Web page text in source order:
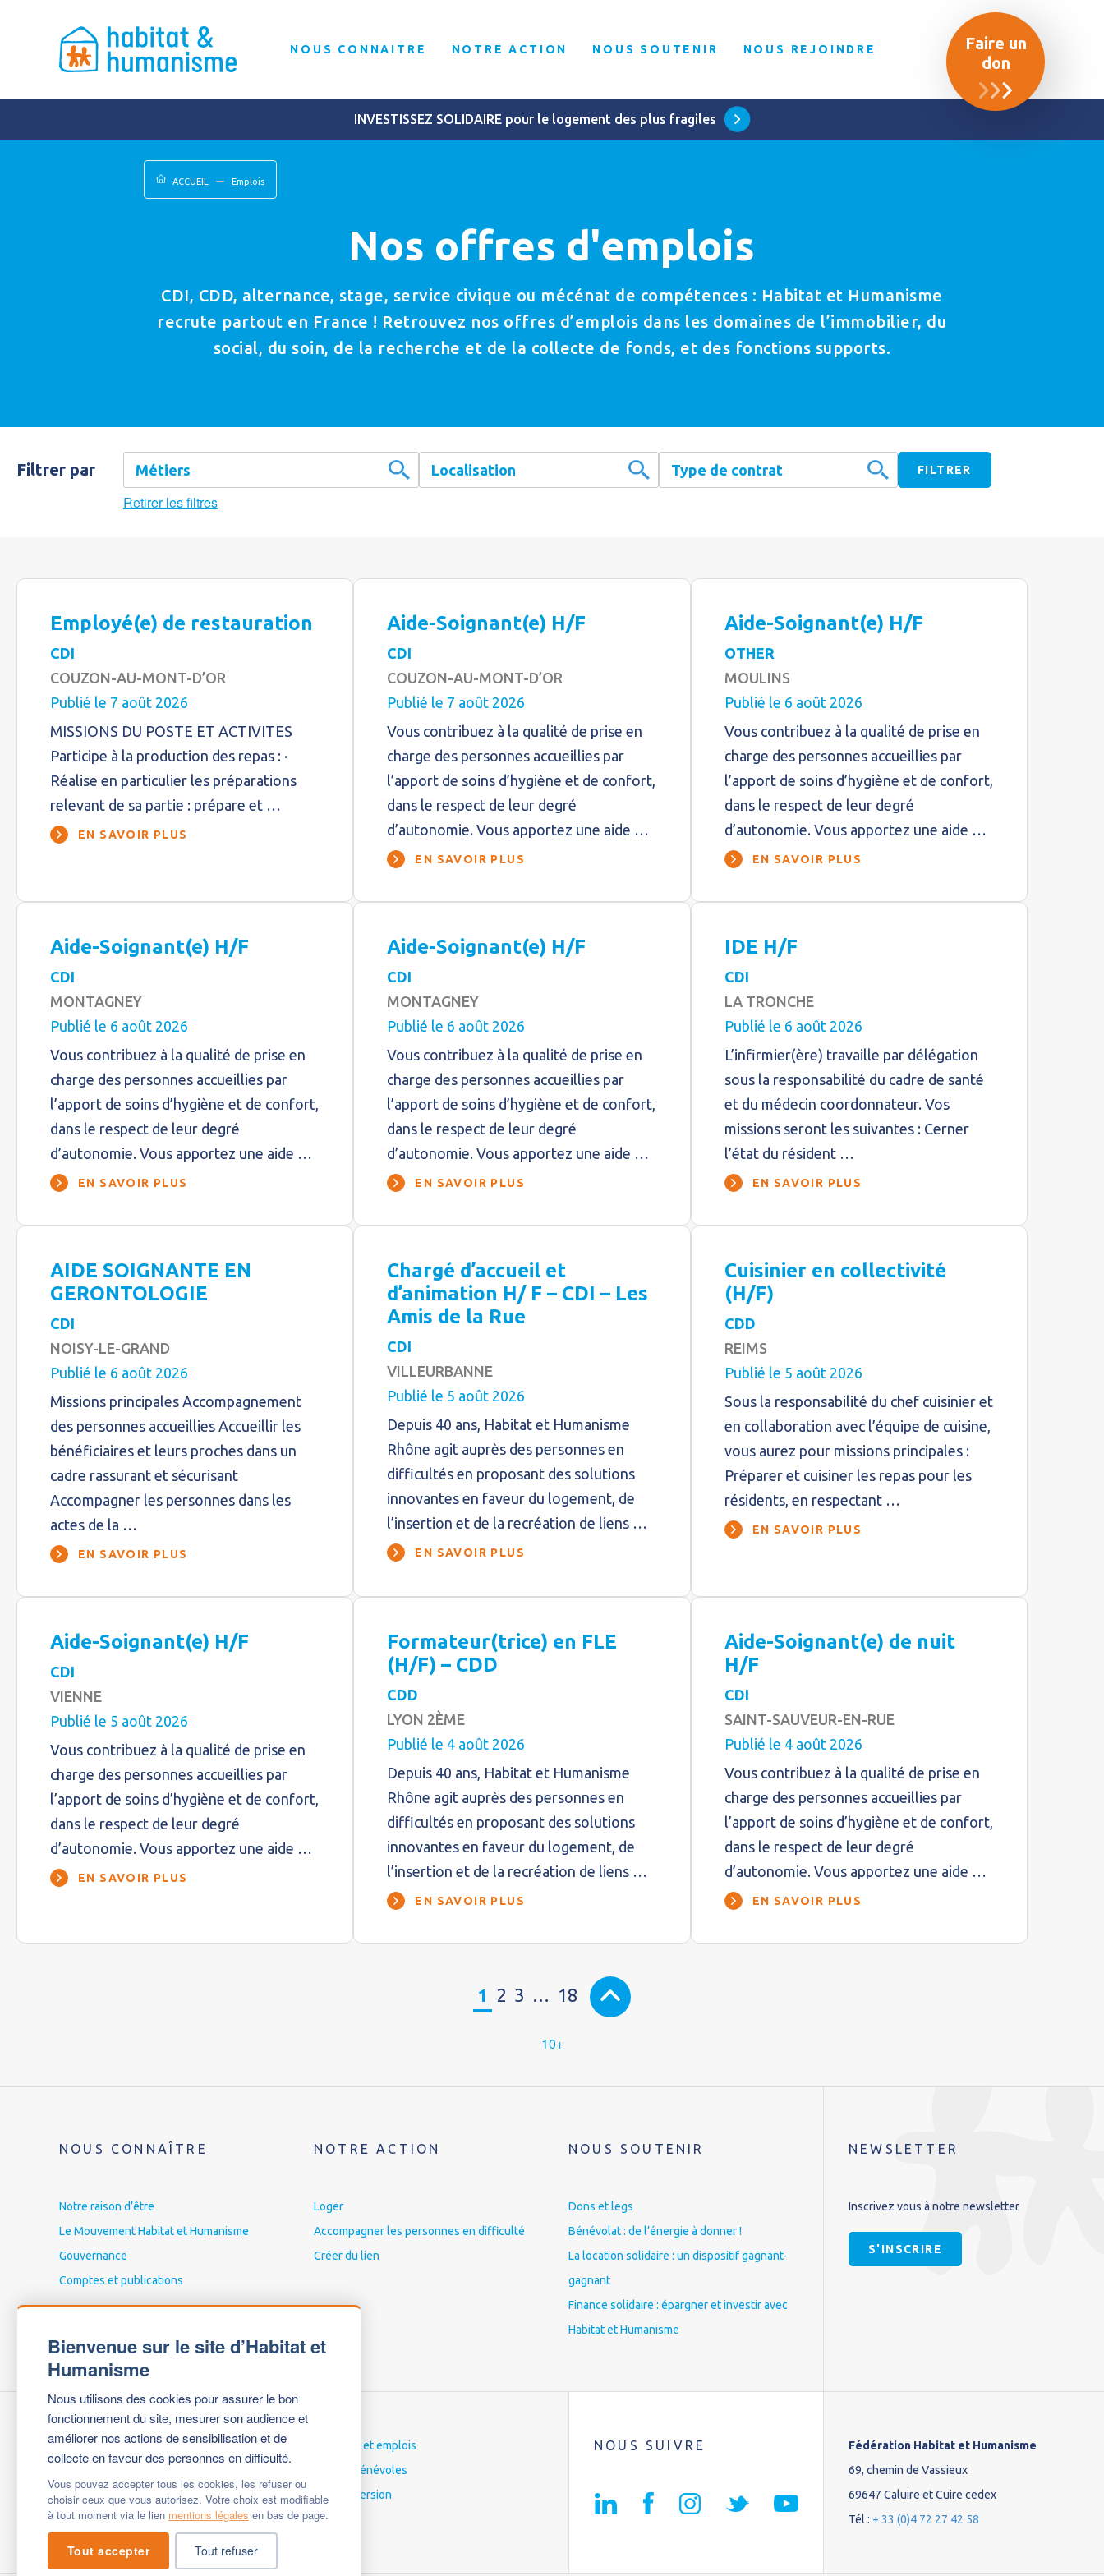
Bienvenue sur le site d’Habitat et
Humanisme
Nous utilisons des cookies pour assurer le bon
fonctionnement du site, mesurer son audience et
améliorer nos actions de sensibilisation et de
collecte en faveur des personnes en difficulté.
Vous pouvez accepter tous les cookies, les refuser ou
choisir ceux que vous autorisez. Votre choix est modifiable
à tout moment via le lien mentions légales en bas de page.
Tout accepter Tout refuser
NOUS CONNAITRE NOTRE ACTION NOUS SOUTENIR NOUS REJOINDRE
Faire un
don
INVESTISSEZ SOLIDAIRE pour le logement des plus fragiles
ACCUEIL Emplois
Nos offres d'emplois
CDI, CDD, alternance, stage, service civique ou mécénat de compétences : Habitat et Humanisme
recrute partout en France ! Retrouvez nos offres d’emplois dans les domaines de l’immobilier, du
social, du soin, de la recherche et de la collecte de fonds, et des fonctions supports.
Filtrer par
Retirer les filtres
Employé(e) de restauration
CDI
COUZON-AU-MONT-D’OR
Publié le 7 août 2026
MISSIONS DU POSTE ET ACTIVITES
Participe à la production des repas : ·
Réalise en particulier les préparations
relevant de sa partie : prépare et …
EN SAVOIR PLUS
Aide-Soignant(e) H/F
CDI
COUZON-AU-MONT-D’OR
Publié le 7 août 2026
Vous contribuez à la qualité de prise en
charge des personnes accueillies par
l’apport de soins d’hygiène et de confort,
dans le respect de leur degré
d’autonomie. Vous apportez une aide …
EN SAVOIR PLUS
Aide-Soignant(e) H/F
OTHER
MOULINS
Publié le 6 août 2026
Vous contribuez à la qualité de prise en
charge des personnes accueillies par
l’apport de soins d’hygiène et de confort,
dans le respect de leur degré
d’autonomie. Vous apportez une aide …
EN SAVOIR PLUS
Aide-Soignant(e) H/F
CDI
MONTAGNEY
Publié le 6 août 2026
Vous contribuez à la qualité de prise en
charge des personnes accueillies par
l’apport de soins d’hygiène et de confort,
dans le respect de leur degré
d’autonomie. Vous apportez une aide …
EN SAVOIR PLUS
Aide-Soignant(e) H/F
CDI
MONTAGNEY
Publié le 6 août 2026
Vous contribuez à la qualité de prise en
charge des personnes accueillies par
l’apport de soins d’hygiène et de confort,
dans le respect de leur degré
d’autonomie. Vous apportez une aide …
EN SAVOIR PLUS
IDE H/F
CDI
LA TRONCHE
Publié le 6 août 2026
L’infirmier(ère) travaille par délégation
sous la responsabilité du cadre de santé
et du médecin coordonnateur. Vos
missions seront les suivantes : Cerner
l’état du résident …
EN SAVOIR PLUS
AIDE SOIGNANTE EN
GERONTOLOGIE
CDI
NOISY-LE-GRAND
Publié le 6 août 2026
Missions principales Accompagnement
des personnes accueillies Accueillir les
bénéficiaires et leurs proches dans un
cadre rassurant et sécurisant
Accompagner les personnes dans les
actes de la …
EN SAVOIR PLUS
Chargé d’accueil et
d’animation H/ F – CDI – Les
Amis de la Rue
CDI
VILLEURBANNE
Publié le 5 août 2026
Depuis 40 ans, Habitat et Humanisme
Rhône agit auprès des personnes en
difficultés en proposant des solutions
innovantes en faveur du logement, de
l’insertion et de la recréation de liens …
EN SAVOIR PLUS
Cuisinier en collectivité
(H/F)
CDD
REIMS
Publié le 5 août 2026
Sous la responsabilité du chef cuisinier et
en collaboration avec l’équipe de cuisine,
vous aurez pour missions principales :
Préparer et cuisiner les repas pour les
résidents, en respectant …
EN SAVOIR PLUS
Aide-Soignant(e) H/F
CDI
VIENNE
Publié le 5 août 2026
Vous contribuez à la qualité de prise en
charge des personnes accueillies par
l’apport de soins d’hygiène et de confort,
dans le respect de leur degré
d’autonomie. Vous apportez une aide …
EN SAVOIR PLUS
Formateur(trice) en FLE
(H/F) – CDD
CDD
LYON 2ÈME
Publié le 4 août 2026
Depuis 40 ans, Habitat et Humanisme
Rhône agit auprès des personnes en
difficultés en proposant des solutions
innovantes en faveur du logement, de
l’insertion et de la recréation de liens …
EN SAVOIR PLUS
Aide-Soignant(e) de nuit
H/F
CDI
SAINT-SAUVEUR-EN-RUE
Publié le 4 août 2026
Vous contribuez à la qualité de prise en
charge des personnes accueillies par
l’apport de soins d’hygiène et de confort,
dans le respect de leur degré
d’autonomie. Vous apportez une aide …
EN SAVOIR PLUS
1 2 3 … 18
10+
NOUS CONNAÎTRE
Notre raison d’être
Le Mouvement Habitat et Humanisme
Gouvernance
Comptes et publications
NOTRE ACTION
Loger
Accompagner les personnes en difficulté
Créer du lien
NOUS SOUTENIR
Dons et legs
Bénévolat : de l’énergie à donner !
La location solidaire : un dispositif gagnant-
gagnant
Finance solidaire : épargner et investir avec
Habitat et Humanisme
NEWSLETTER
Inscrivez vous à notre newsletter
S'INSCRIRE
Nous contacter
Mentions légales
Questions fréquentes
Carrières et emplois
Espace bénévoles
English version
NOUS SUIVRE
Fédération Habitat et Humanisme
69, chemin de Vassieux
69647 Caluire et Cuire cedex
Tél : + 33 (0)4 72 27 42 58